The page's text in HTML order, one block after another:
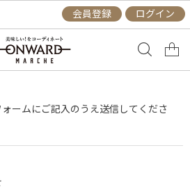
会員登録 ログイン
ームにご記入のうえ送信してくださ